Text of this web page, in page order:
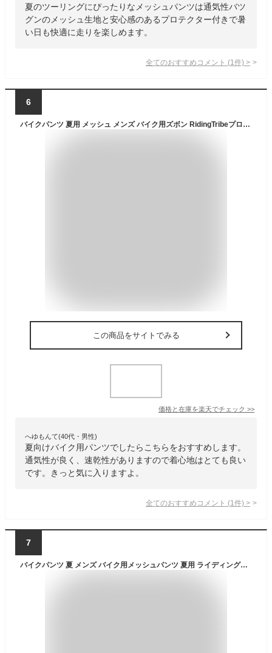
夏のツーリングにぴったりなメッシュパンツは通気性バツ
グンのメッシュ生地と安心感のあるプロテクター付きで暑
い日も快適に走りを楽しめます。
全てのおすすめコメント (1 件) >
6
バイクパンツ 夏用 メッシュ メンズ バイク用ズボン RidingTribeプロテクター付きパンツ ライダースパンツ 通気 春夏秋 3シーズン 膝パッド装備 耐磨 レーシングパンツ ライディングパンツ 大きいサイズ 送料無料
この商品をサイトでみる
価格と在庫を楽天でチェック >>
へゆもんて(40代・男性)
夏向けバイク用パンツでしたらこちらをおすすめします。
通気性が良く、速乾性がありますので着心地はとても良い
です。きっと気に入りますよ。
全てのおすすめコメント (1 件) >
7
バイクパンツ 夏 メンズ バイク用メッシュパンツ 夏用 ライディングパンツ プロテクター ライダースパンツ 通気